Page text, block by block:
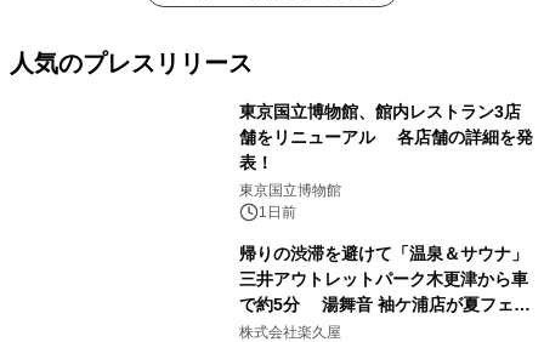
人気のプレスリリース
東京国立博物館、館内レストラン3店
舗をリニューアル 各店舗の詳細を発
表！
東京国立博物館
1日前
帰りの渋滞を避けて「温泉＆サウナ」
三井アウトレットパーク木更津から車
で約5分 湯舞音 袖ケ浦店が夏フェア
メニューを提供
株式会社楽久屋